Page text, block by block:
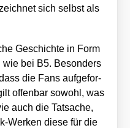
sich selbst als
Geschich­te in Form
bei B5. Beson­ders
die Fans auf­ge­for­
offen­bar sowohl, was
auch die Tat­sa­che,
Wer­ken die­se für die